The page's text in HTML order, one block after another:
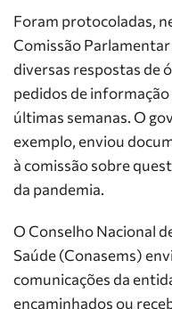
Foram protocoladas,
Comissão
diversas respostas de
pedidos de
últimas semanas. O
exemplo, enviou
à comissão sobre
da pandemia.
O Conselho Nacional
Saúde (Conasems)
comunicações da
encaminhados ou